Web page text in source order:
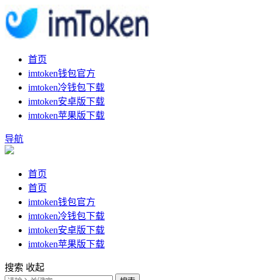
首页
imtoken钱包官方
imtoken冷钱包下载
imtoken安卓版下载
imtoken苹果版下载
导航
首页
首页
imtoken钱包官方
imtoken冷钱包下载
imtoken安卓版下载
imtoken苹果版下载
搜索 收起